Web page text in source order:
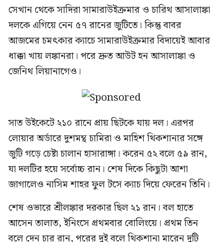
সেখান থেকে সাদিরা সামারাউইক্রমার ও চারিথ আসালাঙ্কা
দলকে এগিয়ে নেন ৫৭ রানের জুটিতে। কিন্তু বাবর
আজমের চমৎকার ক্যাচে সামারাউইক্রমার বিদায়েই আবার
ধাক্কা খায় লঙ্কানরা। পরে দ্রুত আউট হন আসালাঙ্কা ও
জেনিথ লিয়ানাগেও।
সাত উইকেটে ২১০ রানে প্রায় ছিটকে যায় দল। এরপর
লোয়ার অর্ডারে দুশমন্থ চামিরা ও মাহিশ থিকশানার সঙ্গে
জুটি গড়ে চেষ্টা চালান হাসারাঙ্গা। করেন ৫২ বলে ৫৯ রান,
যা দলটির হয়ে সর্বোচ্চ রান। শেষ দিকে কিছুটা আশা
জাগালেও নাসিম শাহর ফুল টসে ক্যাচ দিয়ে ফেরেন তিনি।
শেষ ওভারে শ্রীলঙ্কার দরকার ছিল ২১ রান। বল হাতে
আসেন তালাত, ইনিংসে প্রথমবার বোলিংয়ে। প্রথম তিন
বলে দেন চার রান, পরের দুই বলে থিকশানা মারেন দুটি